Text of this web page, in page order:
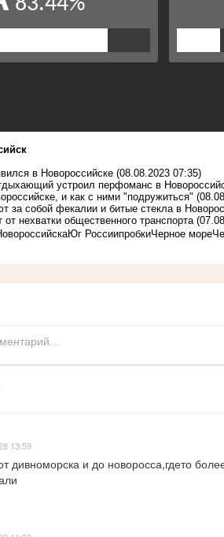
в Новороссийске (08.08.2023 07:35)
устроил перфоманс в
и как с ними "подружиться"
за собой фекалии и битые стекла в
нехватки общественного транспорта
Юг РоссиипробкиЧерное море
13:59
дивноморска и до новоросса,гдето